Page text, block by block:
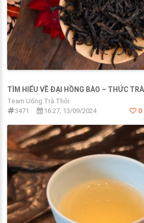
TÌM HIỂU VỀ ĐẠI HỒNG BÀO – THỨC
Team Uống Trà Thôi
3471
16:27, 13/09/2024 0